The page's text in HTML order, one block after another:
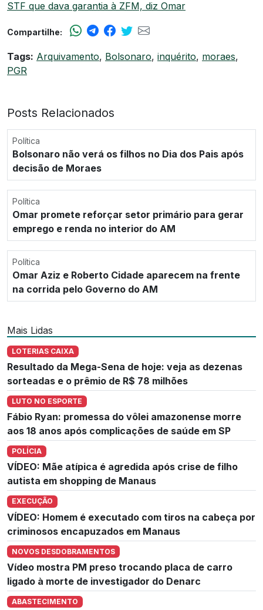
STF que dava garantia à ZFM, diz Omar
Compartilhe:
Tags: Arquivamento, Bolsonaro, inquérito, moraes,
PGR
Posts Relacionados
Política
Bolsonaro não verá os filhos no Dia dos Pais após
decisão de Moraes
Política
Omar promete reforçar setor primário para gerar
emprego e renda no interior do AM
Política
Omar Aziz e Roberto Cidade aparecem na frente
na corrida pelo Governo do AM
Mais Lidas
LOTERIAS CAIXA
Resultado da Mega-Sena de hoje: veja as dezenas
sorteadas e o prêmio de R$ 78 milhões
LUTO NO ESPORTE
Fábio Ryan: promessa do vôlei amazonense morre
aos 18 anos após complicações de saúde em SP
POLÍCIA
VÍDEO: Mãe atípica é agredida após crise de filho
autista em shopping de Manaus
EXECUÇÃO
VÍDEO: Homem é executado com tiros na cabeça por
criminosos encapuzados em Manaus
NOVOS DESDOBRAMENTOS
Vídeo mostra PM preso trocando placa de carro
ligado à morte de investigador do Denarc
ABASTECIMENTO